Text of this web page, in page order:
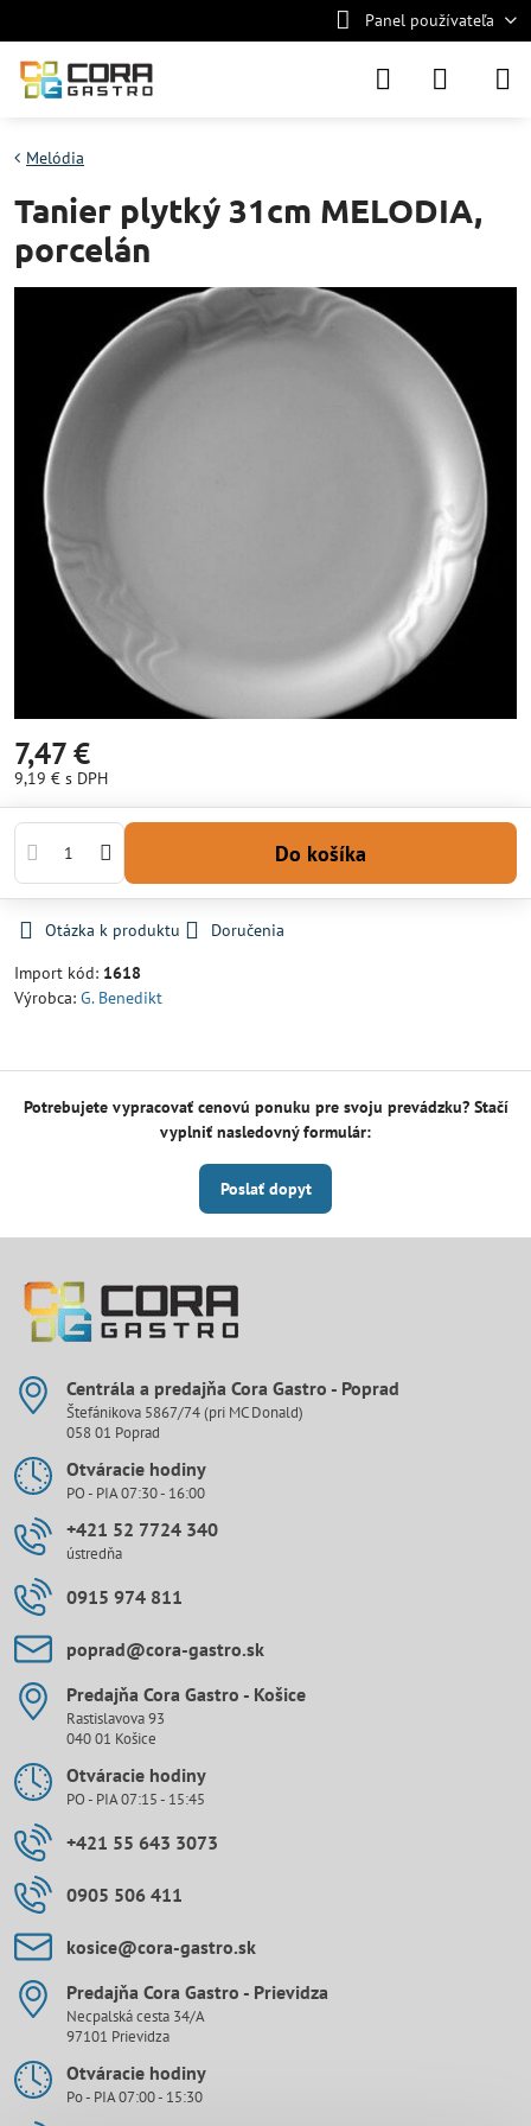
Panel používateľa
Melódia
Tanier plytký 31cm MELODIA,
porcelán
7,47 €
9,19 € s DPH
Do košíka
Otázka k produktu
Doručenia
Import kód: 1618
Výrobca: G. Benedikt
Potrebujete vypracovať cenovú ponuku pre svoju prevádzku? Stačí
vyplniť nasledovný formulár:
Poslať dopyt
Centrála a predajňa Cora Gastro - Poprad
Štefánikova 5867/74 (pri MC Donald)
058 01 Poprad
Otváracie hodiny
PO - PIA 07:30 - 16:00
+421 52 7724 340
ústredňa
0915 974 811
poprad​@cora-gastro​.sk
Predajňa Cora Gastro - Košice
Rastislavova 93
040 01 Košice
Otváracie hodiny
PO - PIA 07:15 - 15:45
+421 55 643 3073
0905 506 411
kosice​@cora-gastro​.sk
Predajňa Cora Gastro - Prievidza
Necpalská cesta 34/A
97101 Prievidza
Otváracie hodiny
Po - PIA 07:00 - 15:30